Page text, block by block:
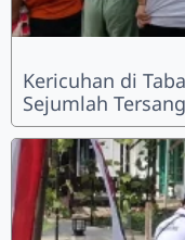
Kericuhan di
Sejumlah